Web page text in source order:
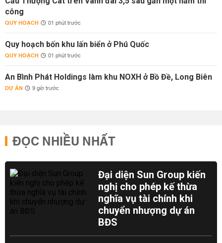
công
QUY HOẠCH 01 phút trước
Quy hoạch bốn khu lấn biển ở Phú Quốc
QUY HOẠCH 01 phút trước
An Bình Phát Holdings làm khu NOXH ở Bồ Đề, Long Biên
DỰ ÁN 9 giờ trước
ĐỌC NHIỀU NHẤT
Đại diện Sun Group kiến
nghị cho phép kế thừa
nghĩa vụ tài chính khi
chuyển nhượng dự án
BĐS